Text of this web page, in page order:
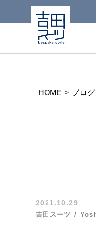
HOME > ブロ
2021.10.29
吉田スーツ